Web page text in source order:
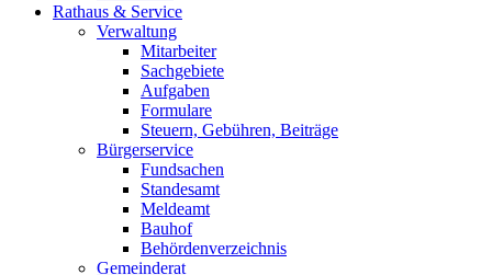
Rathaus & Service
Verwaltung
Mitarbeiter
Sachgebiete
Aufgaben
Formulare
Steuern, Gebühren, Beiträge
Bürgerservice
Fundsachen
Standesamt
Meldeamt
Bauhof
Behördenverzeichnis
Gemeinderat